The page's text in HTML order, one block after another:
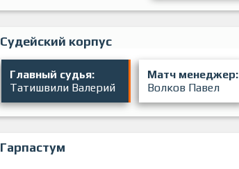
Судейский корпус
Главный судья:
Татишвили Валерий
Матч менеджер:
Волков Павел
Гарпастум